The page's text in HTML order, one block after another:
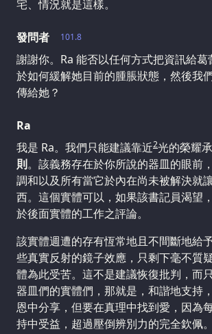
宅、情況就是這樣。
101.8
發問者
謝謝你。Ra 能否以任何方式把資訊給葛
於如何緩解她目前的腫脹狀態，然後我
傳給她？
Ra
我是 Ra。我們只能建議靠近2光的榮耀
則。該義務存在於你所說的器皿的眼前
調和以及所有當它於內在尚未被解決就
西。這個實體可以，如果該書記員渴望
於後面實體的工作之評論。
該實體週遭的存有恆常地且不間斷地給
些真實反射的鏡子效應，只剩下毫不質
體為此受苦。這不是建議恢復批判，而
器皿們的實體們，那就是，和諧地支持
恩中分享，但要在真理中找到愛，因為
持中受益，超過壓倒辨別力的完全欽佩。